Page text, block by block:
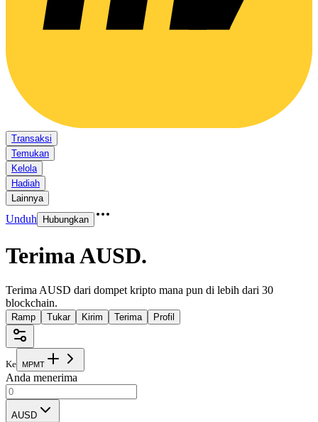
Transaksi
Temukan
Kelola
Hadiah
Lainnya
Unduh Hubungkan
Terima AUSD.
Terima AUSD dari dompet kripto mana pun di lebih dari 30
blockchain.
Ramp Tukar Kirim Terima Profil
Ke MPMT
Anda menerima
AUSD